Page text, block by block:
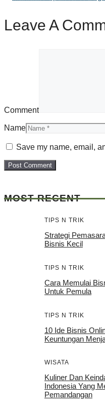
Leave A
Comment
Name
Save my name, email,
MOST RECENT
TIPS N TRIK
Strategi
Bisnis Kecil
TIPS N TRIK
Cara Memulai
Untuk Pemula
TIPS N TRIK
10 Ide Bisnis
Keuntungan
WISATA
Kuliner Dan
Indonesia Yang
Pemandangan